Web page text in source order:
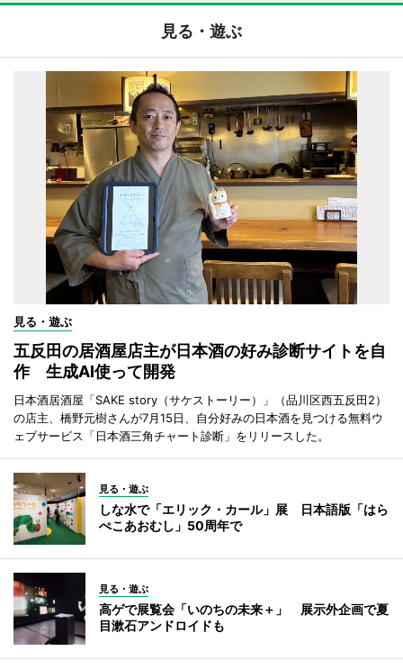
見る・遊ぶ
見る・遊ぶ
五反田の居酒屋店主が日本酒の好み診断サイトを自
作 生成AI使って開発
日本酒居酒屋「SAKE story（サケストーリー）」（品川区西五反田2）
の店主、橋野元樹さんが7月15日、自分好みの日本酒を見つける無料ウ
ェブサービス「日本酒三角チャート診断」をリリースした。
見る・遊ぶ
しな水で「エリック・カール」展 日本語版「はら
ぺこあおむし」50周年で
見る・遊ぶ
高ゲで展覧会「いのちの未来＋」 展示外企画で夏
目漱石アンドロイドも